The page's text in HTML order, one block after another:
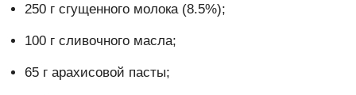
250 г сгущенного молока (8.5%);
100 г сливочного масла;
65 г арахисовой пасты;